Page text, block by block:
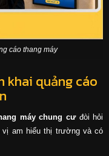
cáo thang máy
khai quảng cáo
máy chung cưđòi hỏi
vị am hiểu thị trường và có